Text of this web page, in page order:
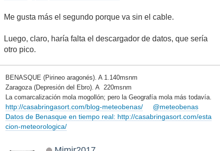
Me gusta más el segundo porque va sin el cable.
Luego, claro, haría falta el descargador de datos, que sería
otro pico.
BENASQUE (Pirineo aragonés). A 1.140msnm
Zaragoza (Depresión del Ebro). A 220msnm
La comarcalización mola mogollón; pero la Geografía mola más todavía.
http://casabringasort.com/blog-meteobenas/
@meteobenas
Datos de Benasque en tiempo real: http://casabringasort.com/esta
cion-meteorologica/